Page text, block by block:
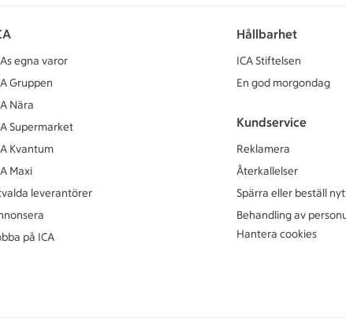
egna varor
Gruppen
Nära
Supermarket
Kvantum
Maxi
leverantörer
på ICA
Hållbarhet
ICA Stiftelsen
En god morgondag
Kundservice
Reklamera
Återkallelser
Spärra eller beställ
Behandling av
Hantera cookies